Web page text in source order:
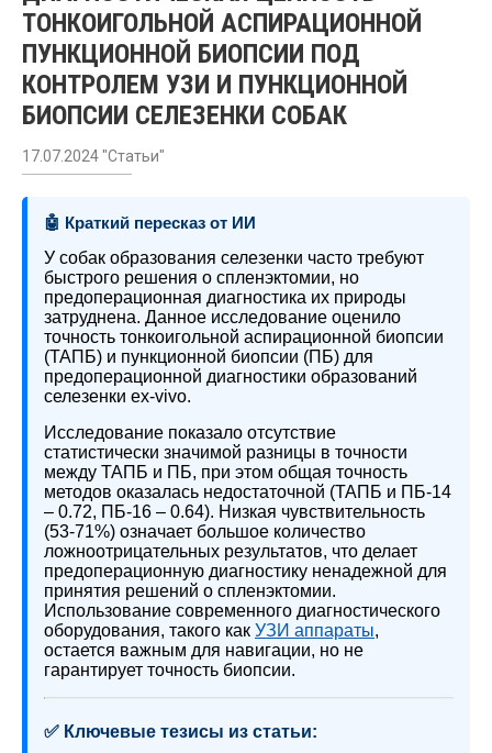
ТОНКОИГОЛЬНОЙ АСПИРАЦИОННОЙ
ПУНКЦИОННОЙ БИОПСИИ ПОД
КОНТРОЛЕМ УЗИ И ПУНКЦИОННОЙ
БИОПСИИ СЕЛЕЗЕНКИ СОБАК
17.07.2024 "Статьи"
🤖 Краткий пересказ от ИИ
У собак образования селезенки часто требуют
быстрого решения о спленэктомии, но
предоперационная диагностика их природы
затруднена. Данное исследование оценило
точность тонкоигольной аспирационной биопсии
(ТАПБ) и пункционной биопсии (ПБ) для
предоперационной диагностики образований
селезенки ex-vivo.
Исследование показало отсутствие
статистически значимой разницы в точности
между ТАПБ и ПБ, при этом общая точность
методов оказалась недостаточной (ТАПБ и ПБ-14
– 0.72, ПБ-16 – 0.64). Низкая чувствительность
(53-71%) означает большое количество
ложноотрицательных результатов, что делает
предоперационную диагностику ненадежной для
принятия решений о спленэктомии.
Использование современного диагностического
оборудования, такого как УЗИ аппараты,
остается важным для навигации, но не
гарантирует точность биопсии.
✅ Ключевые тезисы из статьи: